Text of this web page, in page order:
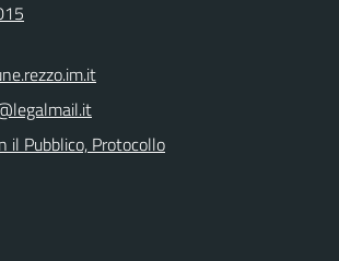
il Pubblico, Protocollo